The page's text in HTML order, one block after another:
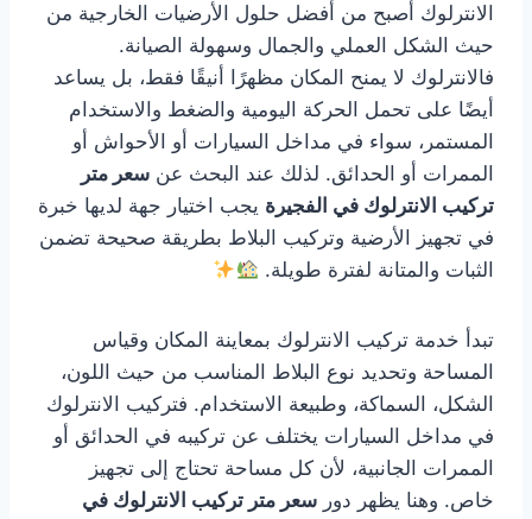
الانترلوك أصبح من أفضل حلول الأرضيات الخارجية من
حيث الشكل العملي والجمال وسهولة الصيانة.
فالانترلوك لا يمنح المكان مظهرًا أنيقًا فقط، بل يساعد
أيضًا على تحمل الحركة اليومية والضغط والاستخدام
المستمر، سواء في مداخل السيارات أو الأحواش أو
الممرات أو الحدائق. لذلك عند البحث عن سعر متر
تركيب الانترلوك في الفجيرة يجب اختيار جهة لديها خبرة
في تجهيز الأرضية وتركيب البلاط بطريقة صحيحة تضمن
الثبات والمتانة لفترة طويلة.
تبدأ خدمة تركيب الانترلوك بمعاينة المكان وقياس
المساحة وتحديد نوع البلاط المناسب من حيث اللون،
الشكل، السماكة، وطبيعة الاستخدام. فتركيب الانترلوك
في مداخل السيارات يختلف عن تركيبه في الحدائق أو
الممرات الجانبية، لأن كل مساحة تحتاج إلى تجهيز
خاص. وهنا يظهر دور سعر متر تركيب الانترلوك في